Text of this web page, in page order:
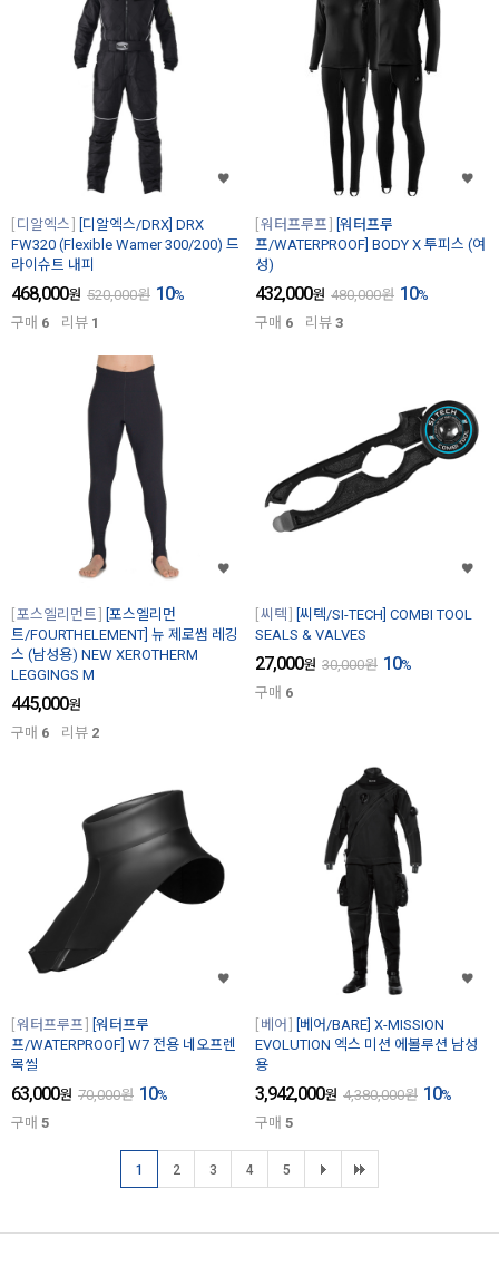
디알엑스
[디알엑스/DRX] DRX
FW320 (Flexible Wamer 300/200) 드
라이슈트 내피
468,000원 520,000원 10%
구매 6 리뷰 1
워터프루프
[워터프루
프/WATERPROOF] BODY X 투피스 (여
성)
432,000원 480,000원 10%
구매 6 리뷰 3
포스엘리먼트
[포스엘리먼
트/FOURTHELEMENT] 뉴 제로썸 레깅
스 (남성용) NEW XEROTHERM
LEGGINGS M
445,000원
구매 6 리뷰 2
씨텍
[씨텍/SI-TECH] COMBI TOOL
SEALS & VALVES
27,000원 30,000원 10%
구매 6
워터프루프
[워터프루
프/WATERPROOF] W7 전용 네오프렌
목씰
63,000원 70,000원 10%
구매 5
베어
[베어/BARE] X-MISSION
EVOLUTION 엑스 미션 에볼루션 남성
용
3,942,000원 4,380,000원 10%
구매 5
1 2 3 4 5